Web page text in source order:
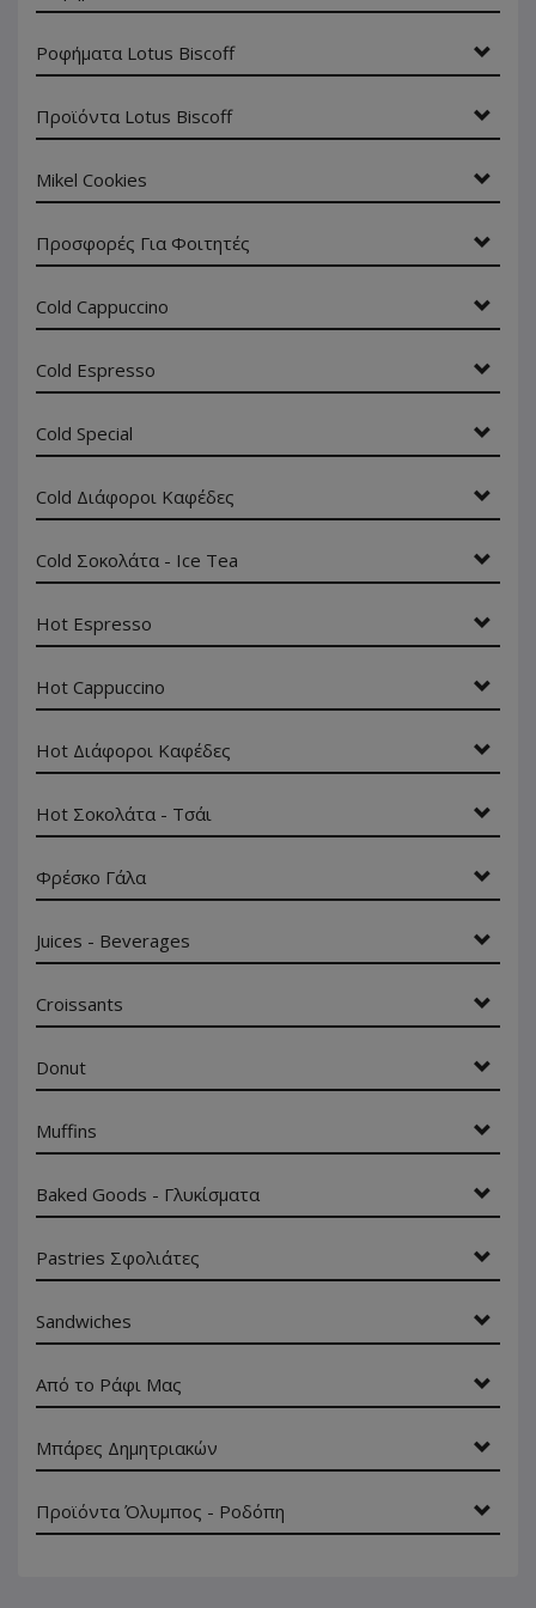
Ροφήματα Lotus Biscoff
Προϊόντα Lotus Biscoff
Mikel Cookies
Προσφορές Για Φοιτητές
Cold Cappuccino
Cold Espresso
Cold Special
Cold Διάφοροι Καφέδες
Cold Σοκολάτα - Ice Tea
Hot Espresso
Hot Cappuccino
Hot Διάφοροι Καφέδες
Hot Σοκολάτα - Τσάι
Φρέσκο Γάλα
Juices - Beverages
Croissants
Donut
Muffins
Baked Goods - Γλυκίσματα
Pastries Σφολιάτες
Sandwiches
Από το Ράφι Μας
Μπάρες Δημητριακών
Προϊόντα Όλυμπος - Ροδόπη